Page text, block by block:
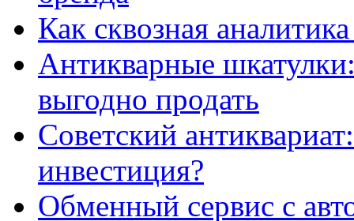
Как сквозная
Антикварные
выгодно продать
Советский
инвестиция?
Обменный сервис с